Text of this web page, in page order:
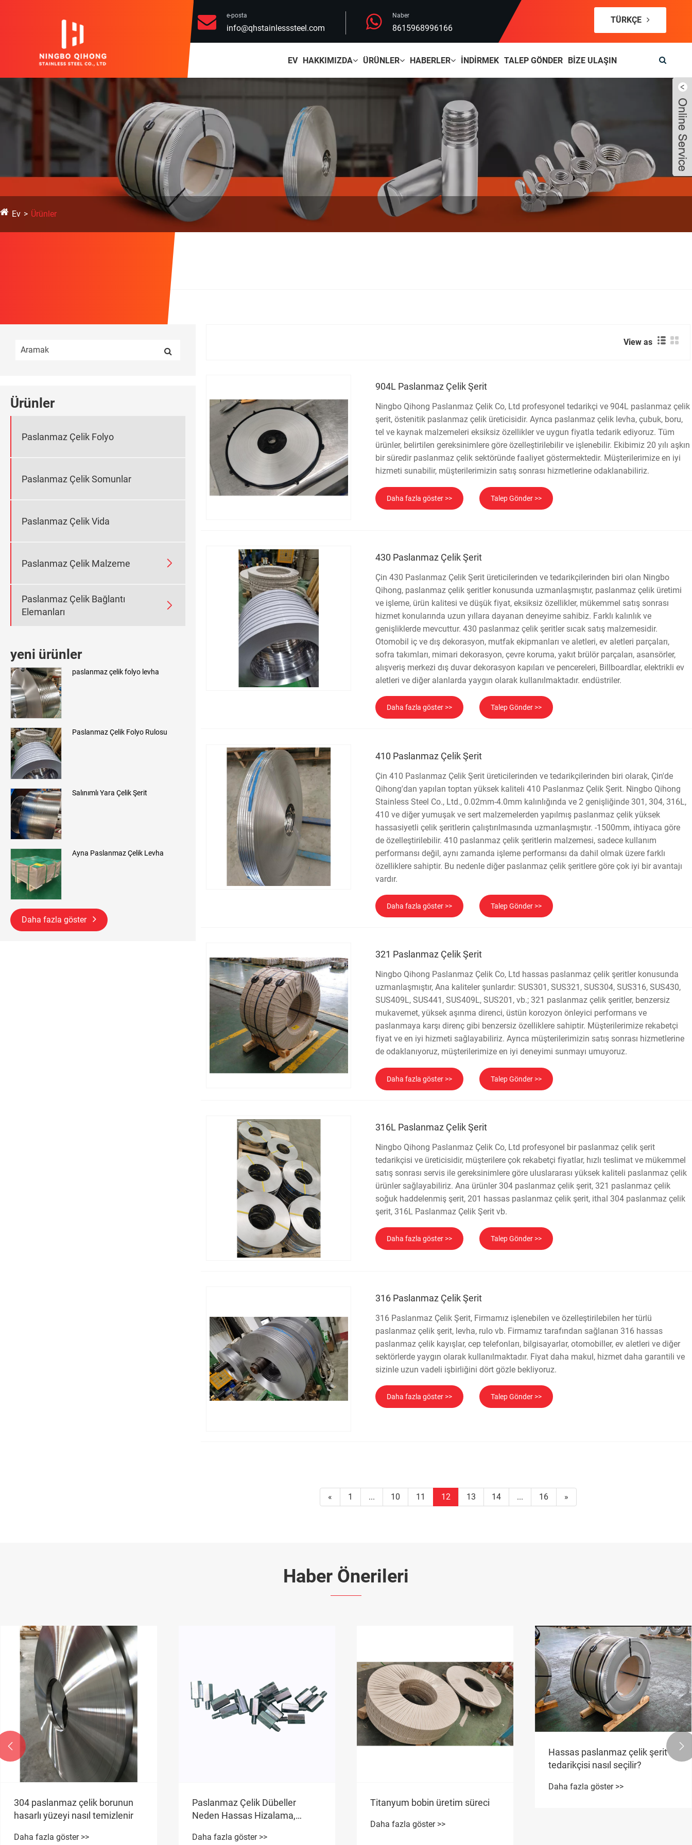
e-posta
info@qhstainlesssteel.com
Naber
8615968996166
TÜRKÇE
EV HAKKIMIZDA ÜRÜNLER HABERLER İNDIRMEK TALEP GÖNDER BIZE ULAŞIN
Ev Ürünler
Ürünler
Paslanmaz Çelik Folyo
Paslanmaz Çelik Somunlar
Paslanmaz Çelik Vida
Paslanmaz Çelik Malzeme 
Paslanmaz Çelik Bağlantı
Elemanları

yeni ürünler
paslanmaz çelik folyo levha
Paslanmaz Çelik Folyo Rulosu
Salınımlı Yara Çelik Şerit
Ayna Paslanmaz Çelik Levha
Daha fazla göster
View as
904L Paslanmaz Çelik Şerit
Ningbo Qihong Paslanmaz Çelik Co, Ltd profesyonel tedarikçi ve 904L paslanmaz çelik
şerit, östenitik paslanmaz çelik üreticisidir. Ayrıca paslanmaz çelik levha, çubuk, boru,
tel ve kaynak malzemeleri eksiksiz özellikler ve uygun fiyatla tedarik ediyoruz. Tüm
ürünler, belirtilen gereksinimlere göre özelleştirilebilir ve işlenebilir. Ekibimiz 20 yılı aşkın
bir süredir paslanmaz çelik sektöründe faaliyet göstermektedir. Müşterilerimize en iyi
hizmeti sunabilir, müşterilerimizin satış sonrası hizmetlerine odaklanabiliriz.
Daha fazla göster >> Talep Gönder >>
430 Paslanmaz Çelik Şerit
Çin 430 Paslanmaz Çelik Şerit üreticilerinden ve tedarikçilerinden biri olan Ningbo
Qihong, paslanmaz çelik şeritler konusunda uzmanlaşmıştır, paslanmaz çelik üretimi
ve işleme, ürün kalitesi ve düşük fiyat, eksiksiz özellikler, mükemmel satış sonrası
hizmet konularında uzun yıllara dayanan deneyime sahibiz. Farklı kalınlık ve
genişliklerde mevcuttur. 430 paslanmaz çelik şeritler sıcak satış malzemesidir.
Otomobil iç ve dış dekorasyon, mutfak ekipmanları ve aletleri, ev aletleri parçaları,
sofra takımları, mimari dekorasyon, çevre koruma, yakıt brülör parçaları, asansörler,
alışveriş merkezi dış duvar dekorasyon kapıları ve pencereleri, Billboardlar, elektrikli ev
aletleri ve diğer alanlarda yaygın olarak kullanılmaktadır. endüstriler.
Daha fazla göster >> Talep Gönder >>
410 Paslanmaz Çelik Şerit
Çin 410 Paslanmaz Çelik Şerit üreticilerinden ve tedarikçilerinden biri olarak, Çin'de
Qihong'dan yapılan toptan yüksek kaliteli 410 Paslanmaz Çelik Şerit. Ningbo Qihong
Stainless Steel Co., Ltd., 0.02mm-4.0mm kalınlığında ve 2 genişliğinde 301, 304, 316L,
410 ve diğer yumuşak ve sert malzemelerden yapılmış paslanmaz çelik yüksek
hassasiyetli çelik şeritlerin çalıştırılmasında uzmanlaşmıştır. -1500mm, ihtiyaca göre
de özelleştirilebilir. 410 paslanmaz çelik şeritlerin malzemesi, sadece kullanım
performansı değil, aynı zamanda işleme performansı da dahil olmak üzere farklı
özelliklere sahiptir. Bu nedenle diğer paslanmaz çelik şeritlere göre çok iyi bir avantajı
vardır.
Daha fazla göster >> Talep Gönder >>
321 Paslanmaz Çelik Şerit
Ningbo Qihong Paslanmaz Çelik Co, Ltd hassas paslanmaz çelik şeritler konusunda
uzmanlaşmıştır, Ana kaliteler şunlardır: SUS301, SUS321, SUS304, SUS316, SUS430,
SUS409L, SUS441, SUS409L, SUS201, vb.; 321 paslanmaz çelik şeritler, benzersiz
mukavemet, yüksek aşınma direnci, üstün korozyon önleyici performans ve
paslanmaya karşı direnç gibi benzersiz özelliklere sahiptir. Müşterilerimize rekabetçi
fiyat ve en iyi hizmeti sağlayabiliriz. Ayrıca müşterilerimizin satış sonrası hizmetlerine
de odaklanıyoruz, müşterilerimize en iyi deneyimi sunmayı umuyoruz.
Daha fazla göster >> Talep Gönder >>
316L Paslanmaz Çelik Şerit
Ningbo Qihong Paslanmaz Çelik Co, Ltd profesyonel bir paslanmaz çelik şerit
tedarikçisi ve üreticisidir, müşterilere çok rekabetçi fiyatlar, hızlı teslimat ve mükemmel
satış sonrası servis ile gereksinimlere göre uluslararası yüksek kaliteli paslanmaz çelik
ürünler sağlayabiliriz. Ana ürünler 304 paslanmaz çelik şerit, 321 paslanmaz çelik
soğuk haddelenmiş şerit, 201 hassas paslanmaz çelik şerit, ithal 304 paslanmaz çelik
şerit, 316L Paslanmaz Çelik Şerit vb.
Daha fazla göster >> Talep Gönder >>
316 Paslanmaz Çelik Şerit
316 Paslanmaz Çelik Şerit, Firmamız işlenebilen ve özelleştirilebilen her türlü
paslanmaz çelik şerit, levha, rulo vb. Firmamız tarafından sağlanan 316 hassas
paslanmaz çelik kayışlar, cep telefonları, bilgisayarlar, otomobiller, ev aletleri ve diğer
sektörlerde yaygın olarak kullanılmaktadır. Fiyat daha makul, hizmet daha garantili ve
sizinle uzun vadeli işbirliğini dört gözle bekliyoruz.
Daha fazla göster >> Talep Gönder >>
« 1 ... 10 11 12 13 14 ... 16 »
Haber Önerileri
304 paslanmaz çelik borunun
hasarlı yüzeyi nasıl temizlenir
Daha fazla göster >>
Paslanmaz Çelik Dübeller
Neden Hassas Hizalama,
Dayanıklılık Açısından En İyi
Daha fazla göster >>
Titanyum bobin üretim süreci
Daha fazla göster >>
Hassas paslanmaz çelik şerit
tedarikçisi nasıl seçilir?
Daha fazla göster >>
 